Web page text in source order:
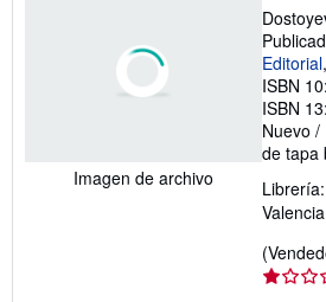
Imagen de archivo
Editorial
ISBN
ISBN
Nuevo /
de tapa
Librería: